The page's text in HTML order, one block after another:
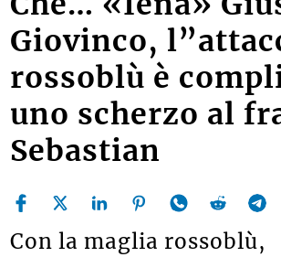
Giovinco,
rossoblù è
uno scherzo al
Sebastian
Con la maglia rossoblù,